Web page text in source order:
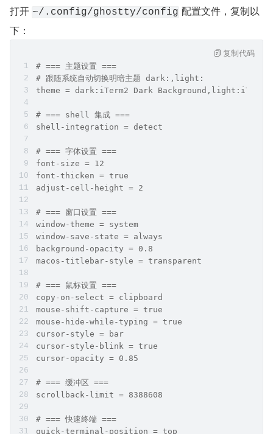
打开 ~/.config/ghostty/config 配置文件，复制以
下：
# === 主题设置 ===
# 跟随系统自动切换明暗主题 dark:,light:
theme = dark:iTerm2 Dark
# === shell 集成 ===
shell-integration = detect
# === 字体设置 ===
font-size = 12
font-thicken = true
adjust-cell-height = 2
# === 窗口设置 ===
window-theme = system
window-save-state = always
background-opacity = 0.8
macos-titlebar-style = transparent
# === 鼠标设置 ===
copy-on-select = clipboard
mouse-shift-capture = true
mouse-hide-while-typing = true
cursor-style = bar
cursor-style-blink = true
cursor-opacity = 0.85
# === 缓冲区 ===
scrollback-limit = 8388608
# === 快速终端 ===
quick-terminal-position = top
复制代码